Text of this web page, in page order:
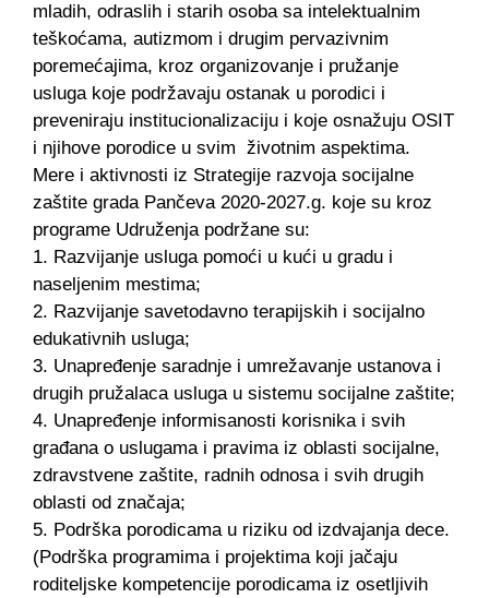
mladih, odraslih i starih osoba sa intelektualnim
teškoćama, autizmom i drugim pervazivnim
poremećajima, kroz organizovanje i pružanje
usluga koje podržavaju ostanak u porodici i
preveniraju institucionalizaciju i koje osnažuju OSIT
i njihove porodice u svim životnim aspektima.
Mere i aktivnosti iz Strategije razvoja socijalne
zaštite grada Pančeva 2020-2027.g. koje su kroz
programe Udruženja podržane su:
1. Razvijanje usluga pomoći u kući u gradu i
naseljenim mestima;
2. Razvijanje savetodavno terapijskih i socijalno
edukativnih usluga;
3. Unapređenje saradnje i umrežavanje ustanova i
drugih pružalaca usluga u sistemu socijalne zaštite;
4. Unapređenje informisanosti korisnika i svih
građana o uslugama i pravima iz oblasti socijalne,
zdravstvene zaštite, radnih odnosa i svih drugih
oblasti od značaja;
5. Podrška porodicama u riziku od izdvajanja dece.
(Podrška programima i projektima koji jačaju
roditeljske kompetencije porodicama iz osetljivih